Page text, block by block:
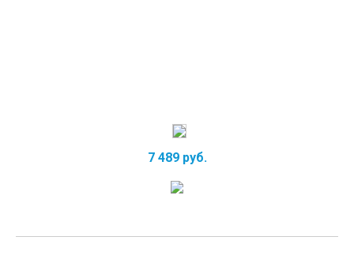
7 489 руб.